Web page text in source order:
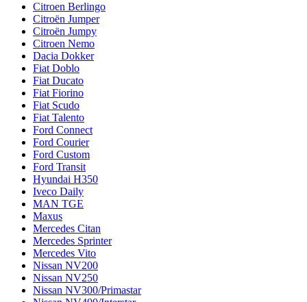
Citroen Berlingo
Citroën Jumper
Citroën Jumpy
Citroen Nemo
Dacia Dokker
Fiat Doblo
Fiat Ducato
Fiat Fiorino
Fiat Scudo
Fiat Talento
Ford Connect
Ford Courier
Ford Custom
Ford Transit
Hyundai H350
Iveco Daily
MAN TGE
Maxus
Mercedes Citan
Mercedes Sprinter
Mercedes Vito
Nissan NV200
Nissan NV250
Nissan NV300/Primastar